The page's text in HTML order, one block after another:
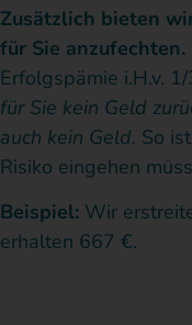
Zusätzlich bieten
für Sie anzufechten.
Erfolgspämie i.H.v.
für Sie kein Geld
auch kein Geld. So
Risiko eingehen
Beispiel: Wir
erhalten 667 €.